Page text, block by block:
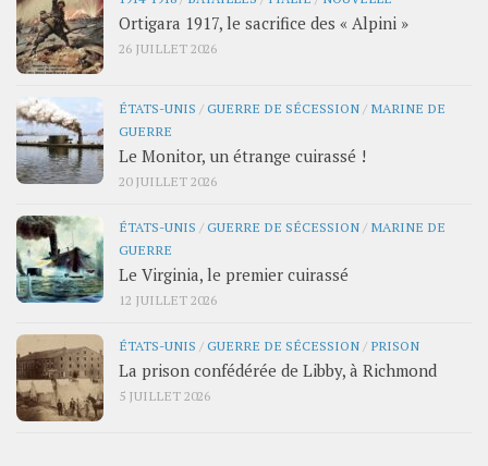
Ortigara 1917, le sacrifice des « Alpini »
26 JUILLET 2026
ÉTATS-UNIS /GUERRE DE SÉCESSION / MARINE DE
GUERRE
Le Monitor, un étrange cuirassé !
20 JUILLET 2026
ÉTATS-UNIS /GUERRE DE SÉCESSION / MARINE DE
GUERRE
Le Virginia, le premier cuirassé
12 JUILLET 2026
ÉTATS-UNIS /GUERRE DE SÉCESSION / PRISON
La prison confédérée de Libby, à Richmond
5 JUILLET 2026